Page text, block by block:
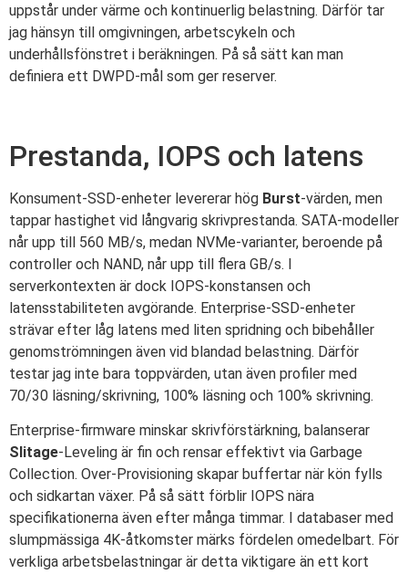
uppstår under värme och kontinuerlig belastning. Därför tar
jag hänsyn till omgivningen, arbetscykeln och
underhållsfönstret i beräkningen. På så sätt kan man
definiera ett DWPD-mål som ger reserver.
Prestanda, IOPS och latens
Konsument-SSD-enheter levererar hög Burst-värden, men
tappar hastighet vid långvarig skrivprestanda. SATA-modeller
når upp till 560 MB/s, medan NVMe-varianter, beroende på
controller och NAND, når upp till flera GB/s. I
serverkontexten är dock IOPS-konstansen och
latensstabiliteten avgörande. Enterprise-SSD-enheter
strävar efter låg latens med liten spridning och bibehåller
genomströmningen även vid blandad belastning. Därför
testar jag inte bara toppvärden, utan även profiler med
70/30 läsning/skrivning, 100% läsning och 100% skrivning.
Enterprise-firmware minskar skrivförstärkning, balanserar
Slitage-Leveling är fin och rensar effektivt via Garbage
Collection. Over-Provisioning skapar buffertar när kön fylls
och sidkartan växer. På så sätt förblir IOPS nära
specifikationerna även efter många timmar. I databaser med
slumpmässiga 4K-åtkomster märks fördelen omedelbart. För
verkliga arbetsbelastningar är detta viktigare än ett kort